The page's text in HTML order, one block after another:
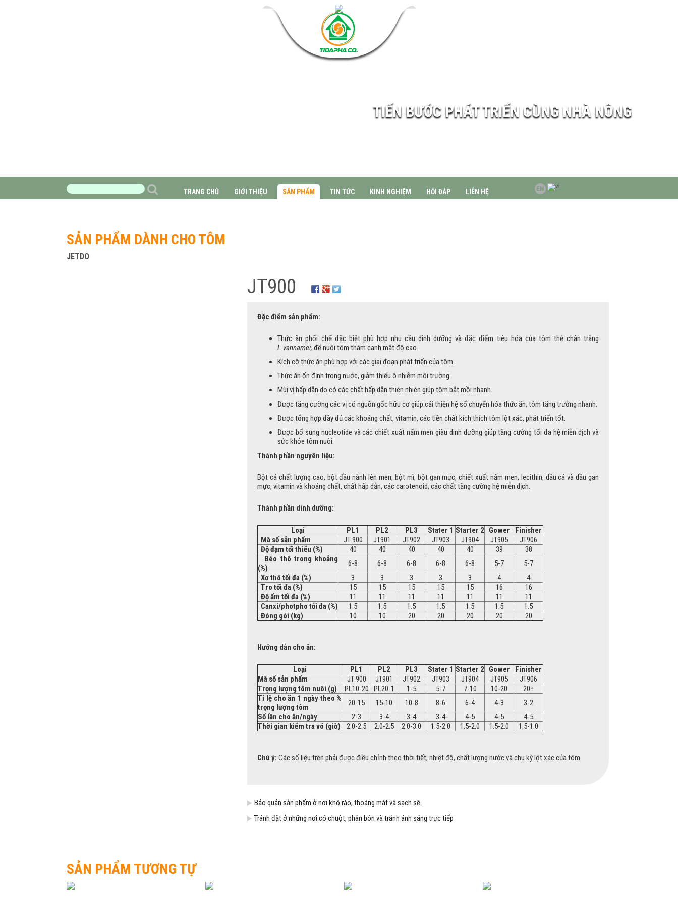
TIẾN BƯỚC PHÁT TRIỂN CÙNG NHÀ NÔNG
TRANG CHỦ GIỚI THIỆU SẢN PHẨM TIN TỨC KINH NGHIỆM HỎI ĐÁP LIÊN HỆ
SẢN PHẨM DÀNH CHO TÔM
JETDO
JT900
Đặc điểm sản phẩm:
Thức ăn phối chế đặc biệt phù hợp nhu cầu dinh dưỡng và đặc điểm tiêu hóa của tôm thẻ chân trắng
L.vannamei,để nuôi tôm thâm canh mật độ cao.
Kích cỡ thức ăn phù hợp với các giai đoạn phát triển của tôm.
Thức ăn ổn định trong nước, giảm thiếu ô nhiễm môi trường.
Mùi vị hấp dẫn do có các chất hấp dẫn thiên nhiên giúp tôm bắt mồi nhanh.
Được tăng cường các vị có nguồn gốc hữu cơ giúp cải thiện hệ số chuyển hóa thức ăn, tôm tăng trưởng nhanh.
Được tổng hợp đầy đủ các khoáng chất, vitamin, các tiền chất kích thích tôm lột xác, phát triển tốt.
Được bổ sung nucleotide và các chiết xuất nấm men giàu dinh dưỡng giúp tăng cường tối đa hệ miễn dịch và
sức khỏe tôm nuôi.
Thành phần nguyên liệu:
Bột cá chất lượng cao, bột đầu nành lên men, bột mì, bột gan mực, chiết xuất nấm men, lecithin, dầu cá và dầu gan
mực, vitamin và khoáng chất, chất hấp dẫn, các carotenoid, các chất tăng cường hệ miễn dịch.
Thành phần dinh dưỡng:
Loại PL1 PL2 PL3 Stater 1 Starter 2 Gower
Finisher
Mã số sản phẩm
JT 900 JT901 JT902 JT903 JT904 JT905
JT906
Độ đạm tối thiểu (%)
40 40 40 40 40 39
38
Béo thô trong khoảng
(%)
6-8 6-8 6-8 6-8 6-8 5-7
5-7
Xơ thô tối đa (%)
3 3 3 3 3 4
4
Tro tối đa (%)
15 15 15 15 15 16
16
Độ ẩm tối đa (%)
11 11 11 11 11 11
11
Canxi/photpho tối đa (%)
1.5 1.5 1.5 1.5 1.5 1.5
1.5
Đóng gói (kg)
10 10 20 20 20 20 20
Hướng dẫn cho ăn:
Loại PL1 PL2 PL3 Stater 1 Starter 2 Gower
Finisher
Mã số sản phẩm
JT 900 JT901 JT902 JT903 JT904 JT905
JT906
Trọng lượng tôm nuôi (g)
PL10-20 PL20-1 1-5 5-7 7-10 10-20
20↑
Tỉ lệ cho ăn 1 ngày theo %
trọng lượng tôm
20-15 15-10 10-8 8-6 6-4 4-3
3-2
Số lần cho ăn/ngày
2-3 3-4 3-4 3-4 4-5 4-5
4-5
Thời gian kiểm tra vó (giờ)
2.0-2.5 2.0-2.5 2.0-3.0 1.5-2.0 1.5-2.0 1.5-2.0 1.5-1.0
Chú ý:Các số liệu trên phải được điều chỉnh theo thời tiết, nhiệt độ, chất lượng nước và chu kỳ lột xác của tôm.
Bảo quản sản phẩm ở nơi khô ráo, thoáng mát và sạch sẽ.
Tránh đặt ở những nơi có chuột, phân bón và tránh ánh sáng trực tiếp
SẢN PHẨM TƯƠNG TỰ